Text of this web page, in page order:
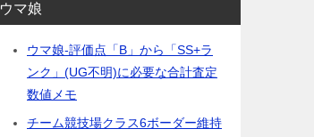
ウマ娘
ウマ娘-評価点「B」から「SS+ラ
ンク」(UG不明)に必要な合計査定
数値メモ
チーム競技場クラス6ボーダー維持